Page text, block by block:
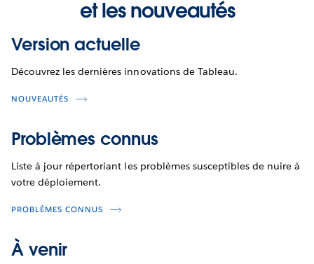
et les nouveautés
Version actuelle
Découvrez les dernières innovations de Tableau.
NOUVEAUTÉS
Problèmes connus
Liste à jour répertoriant les problèmes susceptibles de nuire à
votre déploiement.
PROBLÈMES CONNUS
À venir